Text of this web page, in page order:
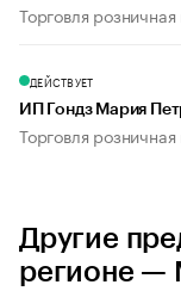
Торговля
ДЕЙСТВУЕТ
ИП Гондз Мария
Торговля
Другие
регионе —